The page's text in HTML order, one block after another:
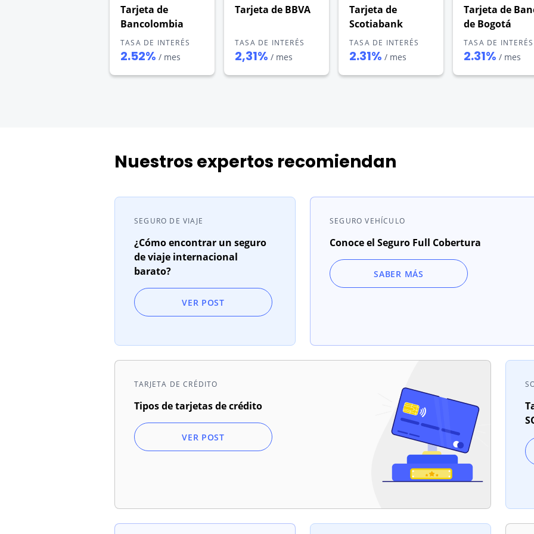
Tarjeta de
Bancolombia
TASA DE INTERÉS
2.52% / mes
Tarjeta de BBVA
TASA DE INTERÉS
2,31% / mes
Tarjeta de
Scotiabank
TASA DE INTERÉS
2.31% / mes
Tarjeta de
de Bogotá
TASA DE INTERÉS
2.31% / mes
Nuestros expertos recomiendan
SEGURO DE VIAJE
¿Cómo encontrar un seguro
de viaje internacional
barato?
VER POST
SEGURO VEHÍCULO
Conoce el Seguro Full Cobertura
SABER MÁS
TARJETA DE CRÉDITO
Tipos de tarjetas de crédito
VER POST